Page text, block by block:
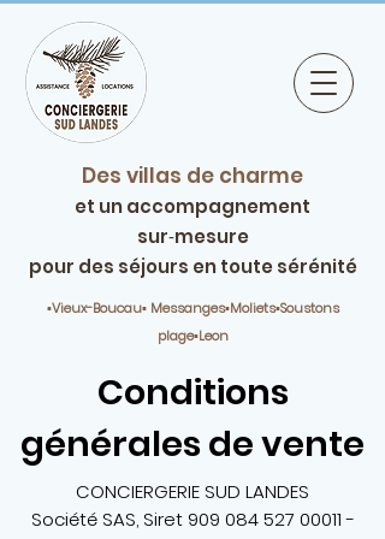
Des villas de charme
et un accompagnement
sur‑mesure
pour des séjours en toute sérénité
▪️Vieux-Boucau▪️ Messanges▪️Moliets▪️Soustons
plage▪️Leon
Conditions
générales de vente
CONCIERGERIE SUD LANDES
Société SAS, Siret 909 084 527 00011 -